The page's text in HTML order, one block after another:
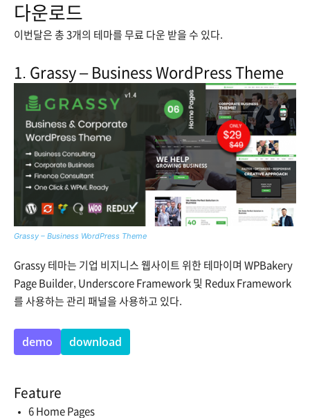
다운로드
이번달은 총 3개의 테마를 무료 다운 받을 수 있다.
1. Grassy – Business WordPress Theme
Grassy – Business WordPress Theme
Grassy 테마는 기업 비지니스 웹사이트 위한 테마이며 WPBakery
Page Builder, Underscore Framework 및 Redux Framework
를 사용하는 관리 패널을 사용하고 있다.
demo download
Feature
6 Home Pages